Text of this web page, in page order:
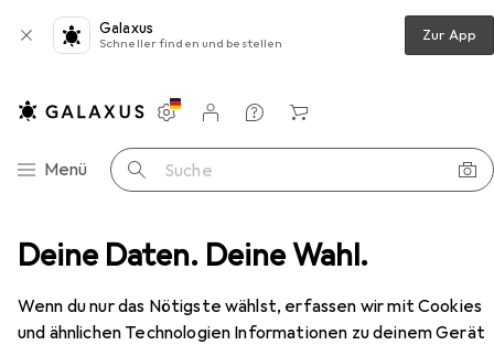
Deine Daten. Deine Wahl.
Wenn du nur das Nötigste wählst, erfassen wir mit Cookies
und ähnlichen Technologien Informationen zu deinem Gerät
Galaxus
Schneller finden und bestellen Zur App
Navigation nach Kategorien
Menü Suche
Einstellungen
Kundenkonto
Vergleichslisten
Merklisten
Warenkorb
Gesichtsreinigung Dior Hydra Life